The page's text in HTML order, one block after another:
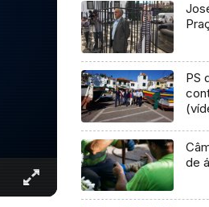
PS
de